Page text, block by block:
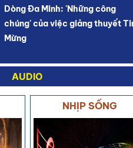
Dòng Đa Minh: 'Những công
chúng' của việc giảng thuyết
Mừng
AUDIO
NHỊP SỐNG